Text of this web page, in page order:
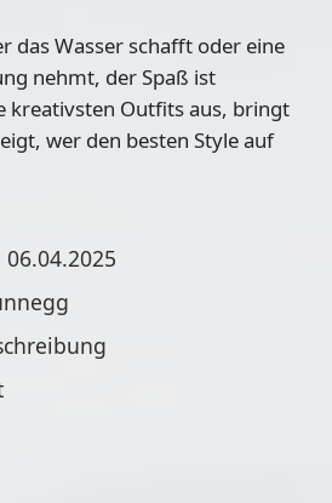
das Wasser schafft oder eine
nehmt, der Spaß ist
kreativsten Outfits aus, bringt
wer den besten Style auf